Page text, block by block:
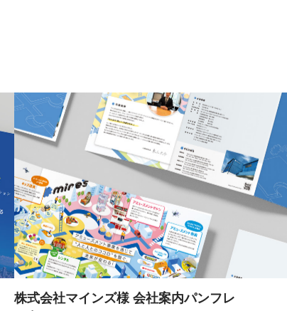
株式会社マインズ様 会社案内パンフレ